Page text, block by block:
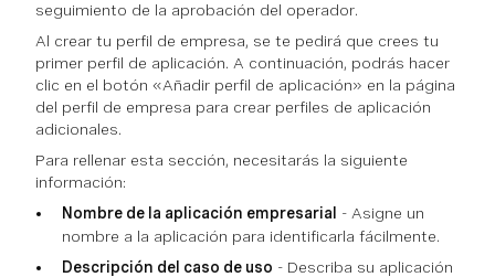
seguimiento de la aprobación del operador.
Al crear tu perfil de empresa, se te pedirá que crees tu
primer perfil de aplicación. A continuación, podrás hacer
clic en el botón «Añadir perfil de aplicación» en la página
del perfil de empresa para crear perfiles de aplicación
adicionales.
Para rellenar esta sección, necesitarás la siguiente
información:
Nombre de la aplicación empresarial
- Asigne un
nombre a la aplicación para identificarla fácilmente.
Descripción del caso de uso - Describa su aplicación